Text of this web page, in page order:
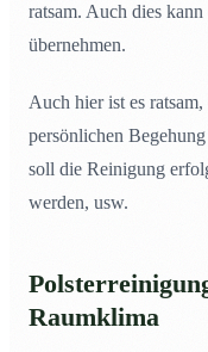
ratsam. Auch dies
übernehmen.
Auch hier ist es
persönlichen
soll die Reinigung
werden, usw.
Raumklima